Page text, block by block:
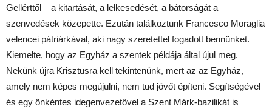
Gellérttől – a kitartását, a lelkesedését, a bátorságát a
szenvedések közepette. Ezután találkoztunk Francesco Moraglia
velencei pátriárkával, aki nagy szeretettel fogadott bennünket.
Kiemelte, hogy az Egyház a szentek példája által újul meg.
Nekünk újra Krisztusra kell tekintenünk, mert az az Egyház,
amely nem képes megújulni, nem tud jövőt építeni. Segítségével
és egy önkéntes idegenvezetővel a Szent Márk-bazilikát is